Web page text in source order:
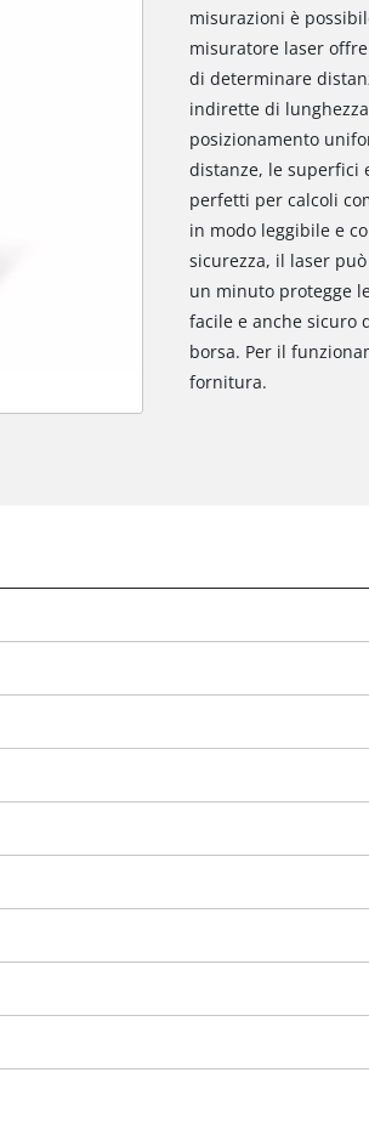
Abbiamo bisogno del vostro
misurazioni è
misuratore laser
di determinare
indirette di
posizionamento
distanze, le superfici
perfetti per calcoli
in modo leggibile e
sicurezza, il laser
un minuto protegge
facile e anche sicuro
borsa. Per il
fornitura.